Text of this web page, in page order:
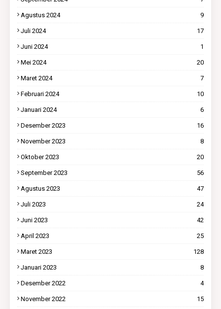
Agustus 2024 9
Juli 2024 17
Juni 2024 1
Mei 2024 20
Maret 2024 7
Februari 2024 10
Januari 2024 6
Desember 2023 16
November 2023 8
Oktober 2023 20
September 2023 56
Agustus 2023 47
Juli 2023 24
Juni 2023 42
April 2023 25
Maret 2023 128
Januari 2023 8
Desember 2022 4
November 2022 15